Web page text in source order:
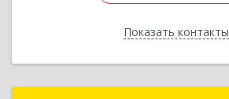
Показать контакты
Назад